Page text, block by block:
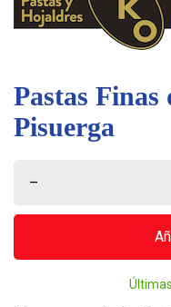
Pastas Finas
Pisuerga
–